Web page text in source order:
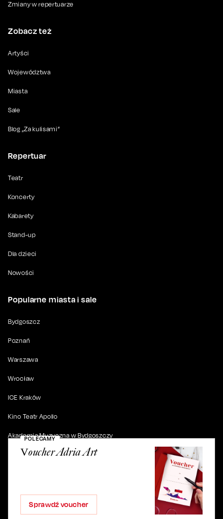
POLECAMY
Voucher Adria Art
Sprawdź voucher
Zmiany w repertuarze
Zobacz też
Artyści
Województwa
Miasta
Sale
Blog „Za kulisami”
Repertuar
Teatr
Koncerty
Kabarety
Stand-up
Dla dzieci
Nowości
Popularne miasta i sale
Bydgoszcz
Poznań
Warszawa
Wrocław
ICE Kraków
Kino Teatr Apollo
Akademia Muzyczna w Bydgoszczy
. Wszystkie prawa zastrzeżone.
ul. Artura Grottgera 4/2, 85-227 Bydgoszcz